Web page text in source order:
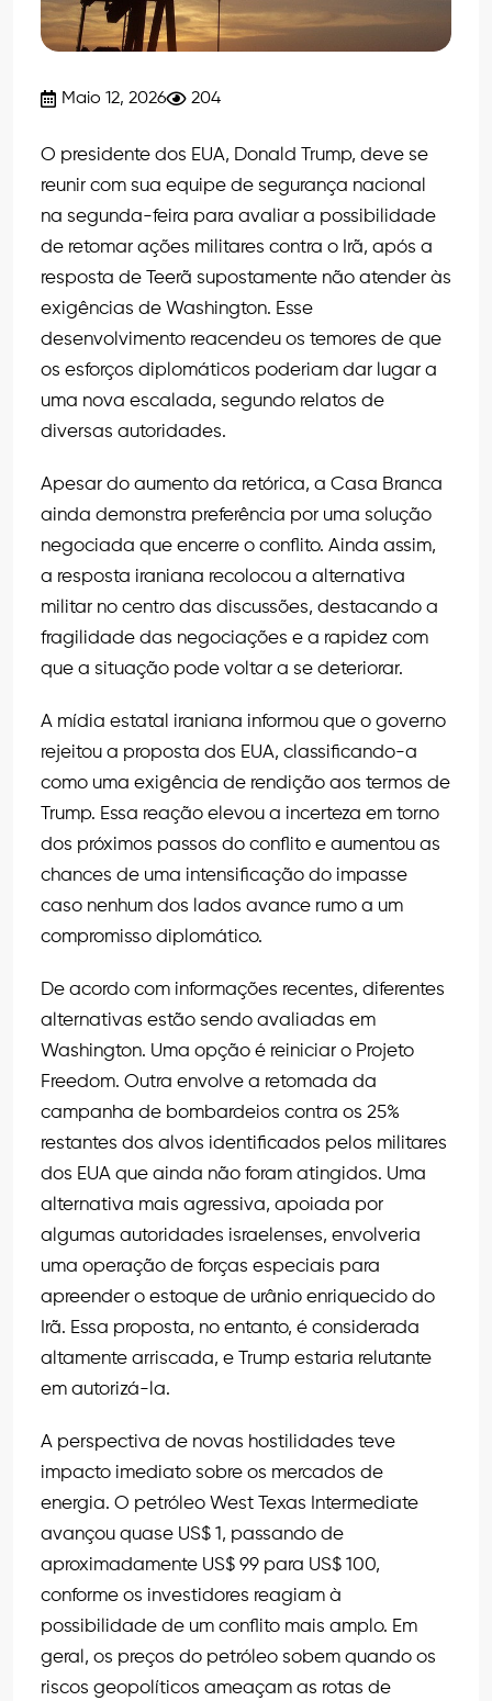
Maio 12, 2026 204
O presidente dos EUA, Donald Trump, deve se
reunir com sua equipe de segurança nacional
na segunda-feira para avaliar a possibilidade
de retomar ações militares contra o Irã, após a
resposta de Teerã supostamente não atender às
exigências de Washington. Esse
desenvolvimento reacendeu os temores de que
os esforços diplomáticos poderiam dar lugar a
uma nova escalada, segundo relatos de
diversas autoridades.
Apesar do aumento da retórica, a Casa Branca
ainda demonstra preferência por uma solução
negociada que encerre o conflito. Ainda assim,
a resposta iraniana recolocou a alternativa
militar no centro das discussões, destacando a
fragilidade das negociações e a rapidez com
que a situação pode voltar a se deteriorar.
A mídia estatal iraniana informou que o governo
rejeitou a proposta dos EUA, classificando-a
como uma exigência de rendição aos termos de
Trump. Essa reação elevou a incerteza em torno
dos próximos passos do conflito e aumentou as
chances de uma intensificação do impasse
caso nenhum dos lados avance rumo a um
compromisso diplomático.
De acordo com informações recentes, diferentes
alternativas estão sendo avaliadas em
Washington. Uma opção é reiniciar o Projeto
Freedom. Outra envolve a retomada da
campanha de bombardeios contra os 25%
restantes dos alvos identificados pelos militares
dos EUA que ainda não foram atingidos. Uma
alternativa mais agressiva, apoiada por
algumas autoridades israelenses, envolveria
uma operação de forças especiais para
apreender o estoque de urânio enriquecido do
Irã. Essa proposta, no entanto, é considerada
altamente arriscada, e Trump estaria relutante
em autorizá-la.
A perspectiva de novas hostilidades teve
impacto imediato sobre os mercados de
energia. O petróleo West Texas Intermediate
avançou quase US$ 1, passando de
aproximadamente US$ 99 para US$ 100,
conforme os investidores reagiam à
possibilidade de um conflito mais amplo. Em
geral, os preços do petróleo sobem quando os
riscos geopolíticos ameaçam as rotas de